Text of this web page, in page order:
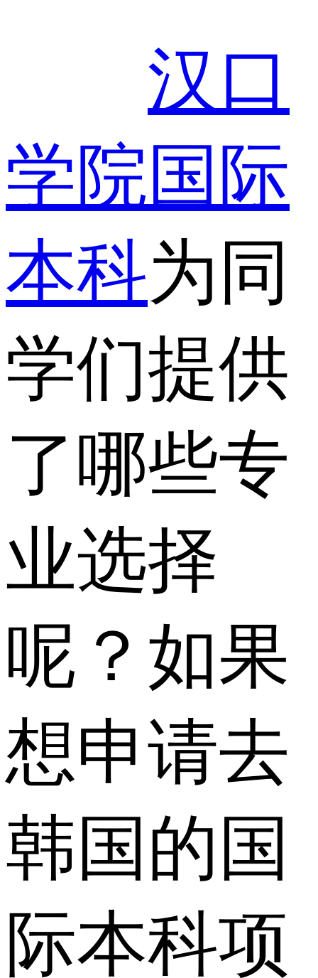
汉口
学院国际
本科为同
学们提供
了哪些专
业选择
呢？如果
想申请去
韩国的国
际本科项